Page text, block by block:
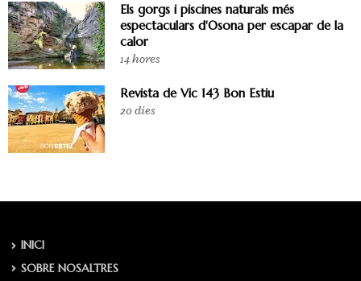
Els gorgs i piscines naturals més
espectaculars d'Osona per escapar de la
calor
14 hores
Revista de Vic 143 Bon Estiu
20 dies
INICI
SOBRE NOSALTRES